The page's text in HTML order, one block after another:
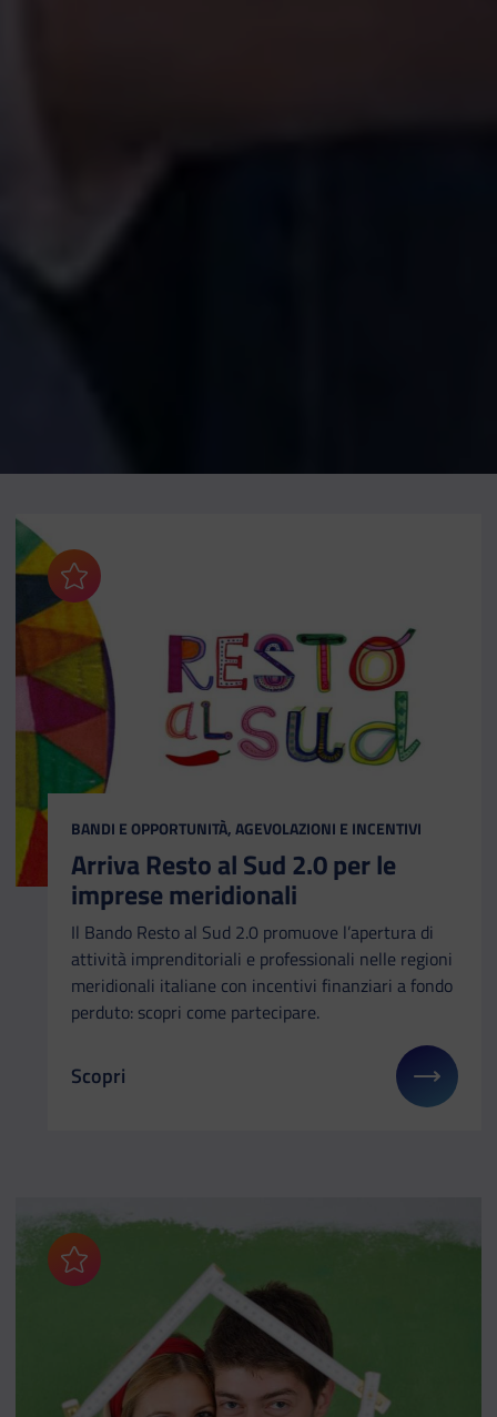
Aggiungi ai preferiti
CATEGORIA:
BANDI E OPPORTUNITÀ, AGEVOLAZIONI E INCENTIVI
Arriva Resto al Sud 2.0 per le
imprese meridionali
Il Bando Resto al Sud 2.0 promuove l’apertura di
attività imprenditoriali e professionali nelle regioni
meridionali italiane con incentivi finanziari a fondo
perduto: scopri come partecipare.
Il link ti porterà ad avere maggiori dettagli su:
Scopri
Aggiungi ai preferiti